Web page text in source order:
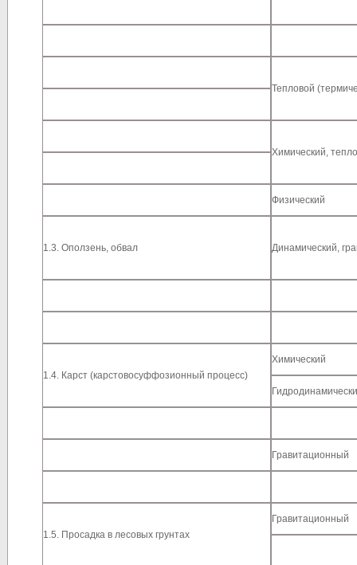
Тепловой
Химический,
Физический
1.3. Оползень, обвал Динамический,
1.4. Карст (карстово­суффозионный процесс)
Химический
Гравитационный
1.5. Просадка в лесовых грунтах
Гравитационный